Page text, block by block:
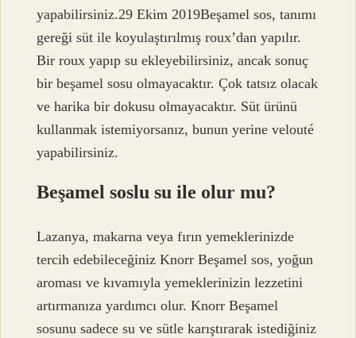
yapabilirsiniz.29 Ekim 2019Beşamel sos, tanımı
gereği süt ile koyulaştırılmış roux’dan yapılır.
Bir roux yapıp su ekleyebilirsiniz, ancak sonuç
bir beşamel sosu olmayacaktır. Çok tatsız olacak
ve harika bir dokusu olmayacaktır. Süt ürünü
kullanmak istemiyorsanız, bunun yerine velouté
yapabilirsiniz.
Beşamel soslu su ile olur mu?
Lazanya, makarna veya fırın yemeklerinizde
tercih edebileceğiniz Knorr Beşamel sos, yoğun
aroması ve kıvamıyla yemeklerinizin lezzetini
artırmanıza yardımcı olur. Knorr Beşamel
sosunu sadece su ve sütle karıştırarak istediğiniz